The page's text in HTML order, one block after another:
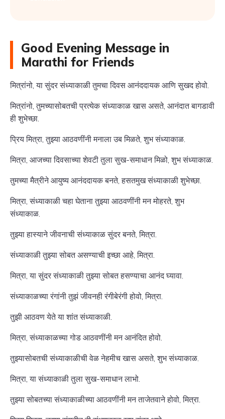
Good Evening Message in
Marathi for Friends
मित्रांनो, या सुंदर संध्याकाळी तुमचा दिवस आनंददायक आणि सुखद होवो.
मित्रांनो, तुमच्यासोबतची प्रत्येक संध्याकाळ खास असते, आनंदात बागडावी
ही शुभेच्छा.
प्रिय मित्रा, तुझ्या आठवणींनी मनाला उब मिळते, शुभ संध्याकाळ.
मित्रा, आजच्या दिवसाच्या शेवटी तुला सुख-समाधान मिळो, शुभ संध्याकाळ.
तुमच्या मैत्रीने आयुष्य आनंददायक बनते, हसतमुख संध्याकाळी शुभेच्छा.
मित्रा, संध्याकाळी चहा घेताना तुझ्या आठवणींनी मन मोहरते, शुभ
संध्याकाळ.
तुझ्या हास्याने जीवनाची संध्याकाळ सुंदर बनते, मित्रा.
संध्याकाळी तुझ्या सोबत असण्याची इच्छा आहे, मित्रा.
मित्रा, या सुंदर संध्याकाळी तुझ्या सोबत हसण्याचा आनंद घ्यावा.
संध्याकाळच्या रंगांनी तुझं जीवनही रंगीबेरंगी होवो, मित्रा.
तुझी आठवण येते या शांत संध्याकाळी.
मित्रा, संध्याकाळच्या गोड आठवणींनी मन आनंदित होवो.
तुझ्यासोबतची संध्याकाळीची वेळ नेहमीच खास असते, शुभ संध्याकाळ.
मित्रा, या संध्याकाळी तुला सुख-समाधान लाभो.
तुझ्या सोबतच्या संध्याकाळीच्या आठवणींनी मन ताजेतवाने होवो, मित्रा.